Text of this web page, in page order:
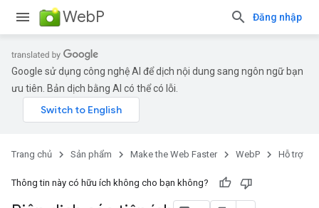
WebP Đăng nhập
Google sử dụng công nghệ AI để dịch nội dung sang ngôn ngữ bạn
ưu tiên. Bản dịch bằng AI có thể có lỗi.
Trang chủ Sản phẩm Make the Web Faster WebP Hỗ trợ
Thông tin này có hữu ích không cho bạn không?